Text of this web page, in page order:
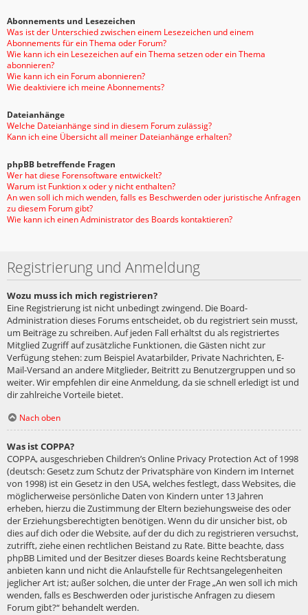
Abonnements und Lesezeichen
Was ist der Unterschied zwischen einem Lesezeichen und einem
Abonnements für ein Thema oder Forum?
Wie kann ich ein Lesezeichen auf ein Thema setzen oder ein Thema
abonnieren?
Wie kann ich ein Forum abonnieren?
Wie deaktiviere ich meine Abonnements?
Dateianhänge
Welche Dateianhänge sind in diesem Forum zulässig?
Kann ich eine Übersicht all meiner Dateianhänge erhalten?
phpBB betreffende Fragen
Wer hat diese Forensoftware entwickelt?
Warum ist Funktion x oder y nicht enthalten?
An wen soll ich mich wenden, falls es Beschwerden oder juristische Anfragen
zu diesem Forum gibt?
Wie kann ich einen Administrator des Boards kontaktieren?
Registrierung und Anmeldung
Wozu muss ich mich registrieren?
Eine Registrierung ist nicht unbedingt zwingend. Die Board-
Administration dieses Forums entscheidet, ob du registriert sein musst,
um Beiträge zu schreiben. Auf jeden Fall erhältst du als registriertes
Mitglied Zugriff auf zusätzliche Funktionen, die Gästen nicht zur
Verfügung stehen: zum Beispiel Avatarbilder, Private Nachrichten, E-
Mail-Versand an andere Mitglieder, Beitritt zu Benutzergruppen und so
weiter. Wir empfehlen dir eine Anmeldung, da sie schnell erledigt ist und
dir zahlreiche Vorteile bietet.
Nach oben
Was ist COPPA?
COPPA, ausgeschrieben Children’s Online Privacy Protection Act of 1998
(deutsch: Gesetz zum Schutz der Privatsphäre von Kindern im Internet
von 1998) ist ein Gesetz in den USA, welches festlegt, dass Websites, die
möglicherweise persönliche Daten von Kindern unter 13 Jahren
erheben, hierzu die Zustimmung der Eltern beziehungsweise des oder
der Erziehungsberechtigten benötigen. Wenn du dir unsicher bist, ob
dies auf dich oder die Website, auf der du dich zu registrieren versuchst,
zutrifft, ziehe einen rechtlichen Beistand zu Rate. Bitte beachte, dass
phpBB Limited und der Besitzer dieses Boards keine Rechtsberatung
anbieten kann und nicht die Anlaufstelle für Rechtsangelegenheiten
jeglicher Art ist; außer solchen, die unter der Frage „An wen soll ich mich
wenden, falls es Beschwerden oder juristische Anfragen zu diesem
Forum gibt?“ behandelt werden.